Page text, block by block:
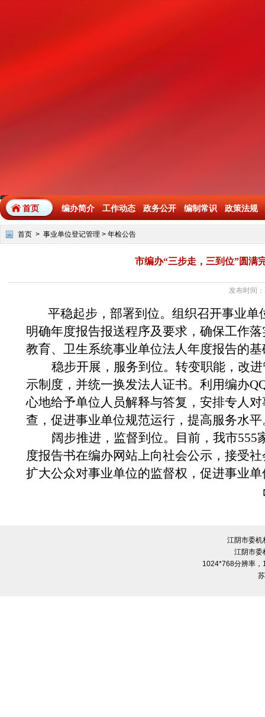
首页 编办简介 工作动态 政务公开 编制常识 政策法规
首页 > 事业单位登记管理 > 年检公告
市编办“三步走，三到位”圆满
发布时间
平稳起步，部署到位。组织召开事业
明确年度报告报送程序及要求，确保工作
教育、卫生系统事业单位法人年度报告的
稳步开展，服务到位。 转变职能，改
示制度，并统一换发法人证书。 利用编办
心地给予单位人员解释与答复，安排专人
查， 促进事业单位规范运行，提高服务水平
阔步推进，监督到位。目前，我市555
度报告书在编办网站上向社会公示，接受
扩大公众对事业单位的监督权，促进事业
江阴市委机
江阴市委
1024*768分辨率，